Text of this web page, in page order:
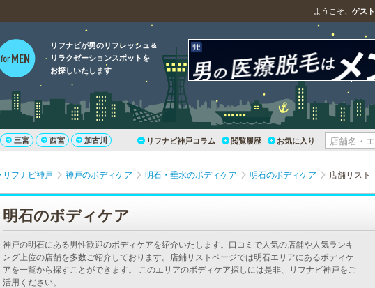
ようこそ、 ゲスト
リフナビが男のリフレッシュ＆
リラクゼーションスポットを
お探しいたします
三宮 西宮 加古川 リフナビ神戸コラム 閲覧履歴 お気に入り
リフナビ神戸 神戸のボディケア 明石・垂水のボディケア 明石のボディケア 店舗リスト
明石のボディケア
神戸の明石にある男性歓迎のボディケアを紹介いたします。口コミで人気の店舗や人気ランキ
ング上位の店舗を多数ご紹介しております。店鋪リストページでは明石エリアにあるボディケ
アを一覧から探すことができます。 このエリアのボディケア探しには是非、リフナビ神戸をご
活用ください。